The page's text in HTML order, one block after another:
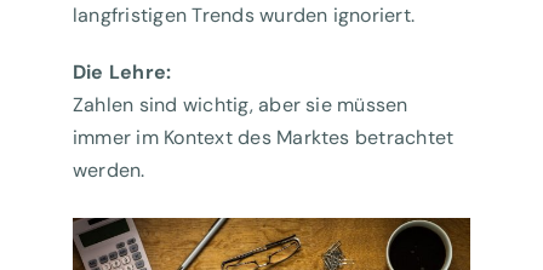
langfristigen Trends wurden ignoriert.
Die Lehre:
Zahlen sind wichtig, aber sie müssen
immer im Kontext des Marktes betrachtet
werden.